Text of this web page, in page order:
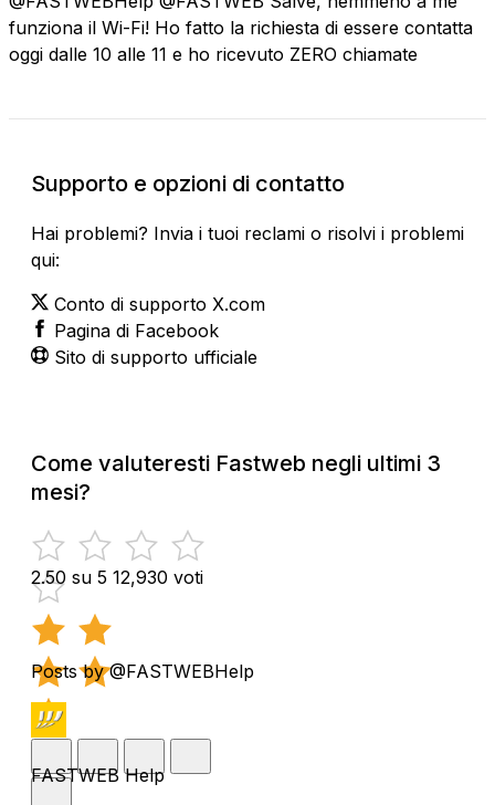
funziona il Wi-Fi! Ho fatto la richiesta di essere contatta
oggi dalle 10 alle 11 e ho ricevuto ZERO chiamate
Supporto e opzioni di contatto
Hai problemi? Invia i tuoi reclami o risolvi i problemi
qui:
Conto di supporto X.com
Pagina di Facebook
Sito di supporto ufficiale
Come valuteresti Fastweb negli ultimi 3
mesi?
2.50 su 5 12,930 voti
Posts by @FASTWEBHelp
FASTWEB Help